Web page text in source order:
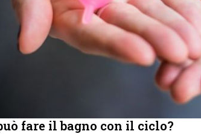
fare il bagno con il ciclo?